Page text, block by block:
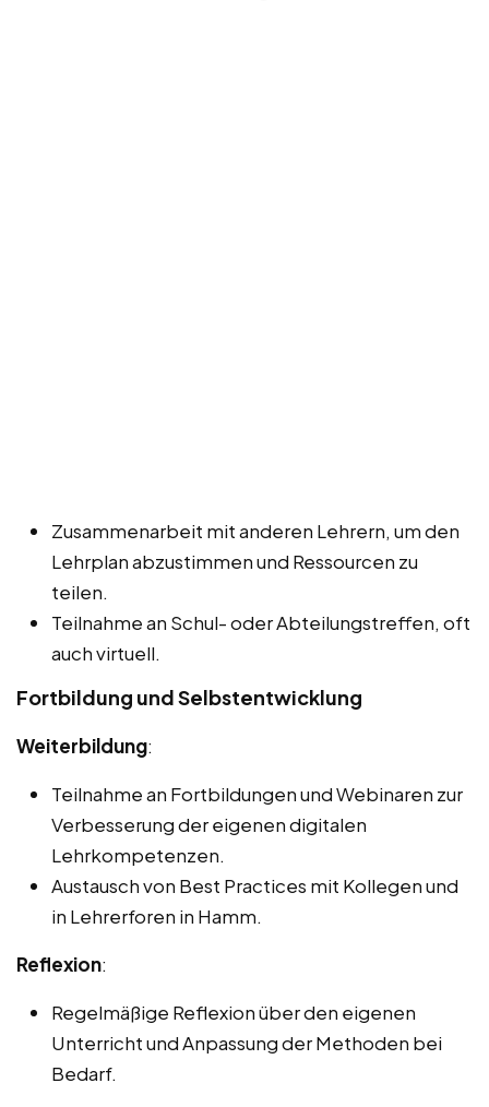
Zusammenarbeit mit anderen Lehrern, um den
Lehrplan abzustimmen und Ressourcen zu
teilen.
Teilnahme an Schul- oder Abteilungstreffen, oft
auch virtuell.
Fortbildung und Selbstentwicklung
Weiterbildung:
Teilnahme an Fortbildungen und Webinaren zur
Verbesserung der eigenen digitalen
Lehrkompetenzen.
Austausch von Best Practices mit Kollegen und
in Lehrerforen in Hamm.
Reflexion:
Regelmäßige Reflexion über den eigenen
Unterricht und Anpassung der Methoden bei
Bedarf.